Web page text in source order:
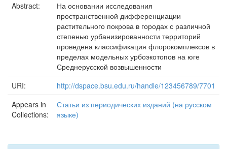
Abstract:
На основании исследования
пространственной дифференциации
растительного покрова в городах с различной
степенью урбанизированности территорий
проведена классификация флорокомплексов в
пределах модельных урбоэкотопов на юге
Среднерусской возвышенности
URI:
http://dspace.bsu.edu.ru/handle/123456789/7701
Appears in
Collections:
Статьи из периодических изданий (на русском
языке)